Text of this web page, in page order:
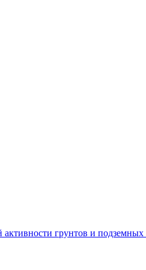
грунтов и подземных